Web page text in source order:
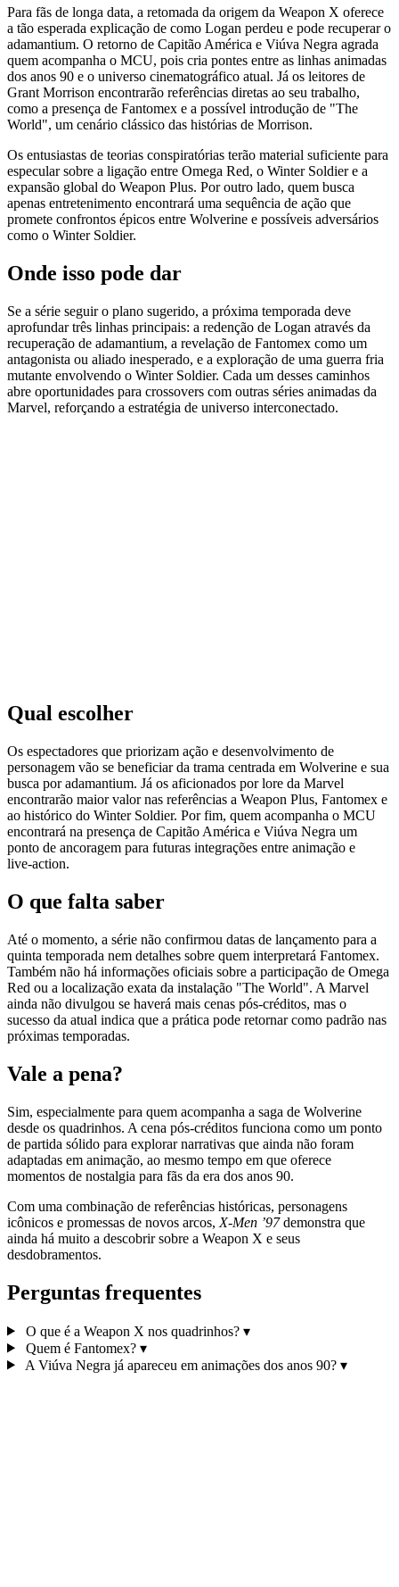
Para fãs de longa data, a retomada da origem da Weapon X oferece
a tão esperada explicação de como Logan perdeu e pode recuperar o
adamantium. O retorno de Capitão América e Viúva Negra agrada
quem acompanha o MCU, pois cria pontes entre as linhas animadas
dos anos 90 e o universo cinematográfico atual. Já os leitores de
Grant Morrison encontrarão referências diretas ao seu trabalho,
como a presença de Fantomex e a possível introdução de "The
World", um cenário clássico das histórias de Morrison.
Os entusiastas de teorias conspiratórias terão material suficiente para
especular sobre a ligação entre Omega Red, o Winter Soldier e a
expansão global do Weapon Plus. Por outro lado, quem busca
apenas entretenimento encontrará uma sequência de ação que
promete confrontos épicos entre Wolverine e possíveis adversários
como o Winter Soldier.
Onde isso pode dar
Se a série seguir o plano sugerido, a próxima temporada deve
aprofundar três linhas principais: a redenção de Logan através da
recuperação de adamantium, a revelação de Fantomex como um
antagonista ou aliado inesperado, e a exploração de uma guerra fria
mutante envolvendo o Winter Soldier. Cada um desses caminhos
abre oportunidades para crossovers com outras séries animadas da
Marvel, reforçando a estratégia de universo interconectado.
Qual escolher
Os espectadores que priorizam ação e desenvolvimento de
personagem vão se beneficiar da trama centrada em Wolverine e sua
busca por adamantium. Já os aficionados por lore da Marvel
encontrarão maior valor nas referências a Weapon Plus, Fantomex e
ao histórico do Winter Soldier. Por fim, quem acompanha o MCU
encontrará na presença de Capitão América e Viúva Negra um
ponto de ancoragem para futuras integrações entre animação e
live‑action.
O que falta saber
Até o momento, a série não confirmou datas de lançamento para a
quinta temporada nem detalhes sobre quem interpretará Fantomex.
Também não há informações oficiais sobre a participação de Omega
Red ou a localização exata da instalação "The World". A Marvel
ainda não divulgou se haverá mais cenas pós‑créditos, mas o
sucesso da atual indica que a prática pode retornar como padrão nas
próximas temporadas.
Vale a pena?
Sim, especialmente para quem acompanha a saga de Wolverine
desde os quadrinhos. A cena pós‑créditos funciona como um ponto
de partida sólido para explorar narrativas que ainda não foram
adaptadas em animação, ao mesmo tempo em que oferece
momentos de nostalgia para fãs da era dos anos 90.
Com uma combinação de referências históricas, personagens
icônicos e promessas de novos arcos, X-Men ’97demonstra que
ainda há muito a descobrir sobre a Weapon X e seus
desdobramentos.
Perguntas frequentes
O que é a Weapon X nos quadrinhos? ▾
Quem é Fantomex? ▾
A Viúva Negra já apareceu em animações dos anos 90? ▾